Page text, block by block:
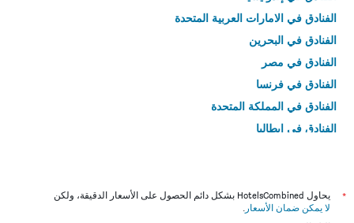
الفنادق في الامارات العربية المتحدة
الفنادق في البحرين
الفنادق في مصر
الفنادق في فرنسا
الفنادق في المملكة المتحدة
الفنادق في إيطاليا
*
يحاول HotelsCombined بشكل دائم الحصول على الأسعار الدقيقة، ولكن
لا يمكن ضمان الأسعار .